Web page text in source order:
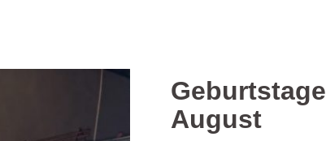
Geburtstage
August